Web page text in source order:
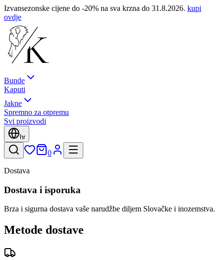
Izvansezonske cijene do -20% na sva krzna do 31.8.2026. kupi
ovdje
Bunde
Kaputi
Jakne
Spremno za otpremu
Svi proizvodi
hr
0
Dostava
Dostava i isporuka
Brza i sigurna dostava vaše narudžbe diljem Slovačke i inozemstva.
Metode dostave